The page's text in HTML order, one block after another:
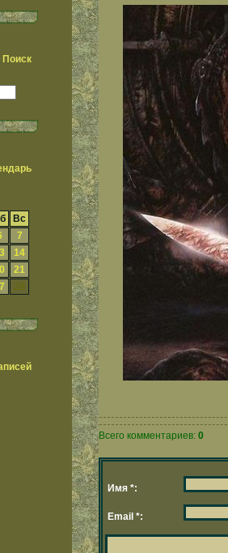
Поиск
Вс
7
14
21
28
Всего комментариев: 0
Имя *:
Email *: